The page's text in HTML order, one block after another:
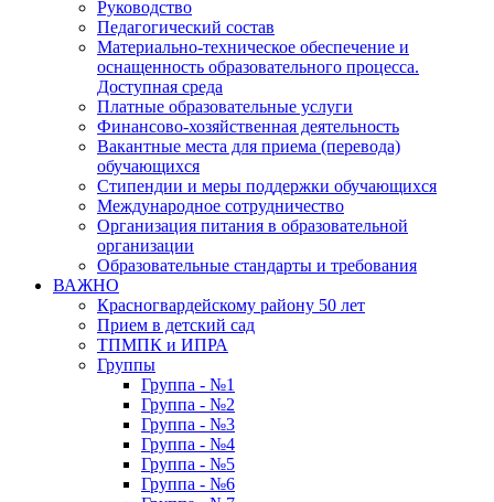
Руководство
Педагогический состав
Материально-техническое обеспечение и
оснащенность образовательного процесса.
Доступная среда
Платные образовательные услуги
Финансово-хозяйственная деятельность
Вакантные места для приема (перевода)
обучающихся
Стипендии и меры поддержки обучающихся
Международное сотрудничество
Организация питания в образовательной
организации
Образовательные стандарты и требования
ВАЖНО
Красногвардейскому району 50 лет
Прием в детский сад
ТПМПК и ИПРА
Группы
Группа - №1
Группа - №2
Группа - №3
Группа - №4
Группа - №5
Группа - №6